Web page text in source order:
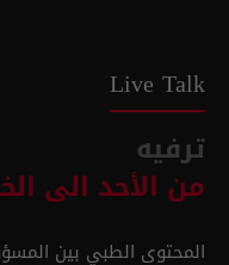
Live Talk
ترفيه
من الأحد الى
المحتوى الطبي بين